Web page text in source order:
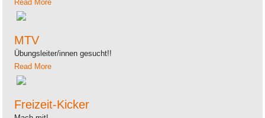
Read More
MTV
Übungsleiter/innen gesucht!!
Read More
Freizeit-Kicker